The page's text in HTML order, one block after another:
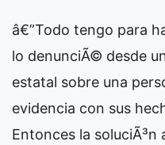
â€”Todo tengo para
lo denunciÃ© desde
estatal sobre una
evidencia con sus
Entonces la soluciÃ³n